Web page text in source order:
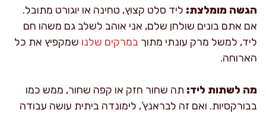
הגשה מומלצת: ליד סלט קצוץ, טחינה או יוגורט מתובל.
אם אתם בונים שולחן שלם, אני אוהב לשלב גם משהו חם
ליד, למשל מרק עונתי מתוך במרקים שלנו שמקפיץ את כל
הארוחה.
מה לשתות ליד: תה שחור חזק או קפה שחור, ממש כמו
בבורקסיות. ואם זה לבראנץ’, לימונדה ביתית עושה עבודה